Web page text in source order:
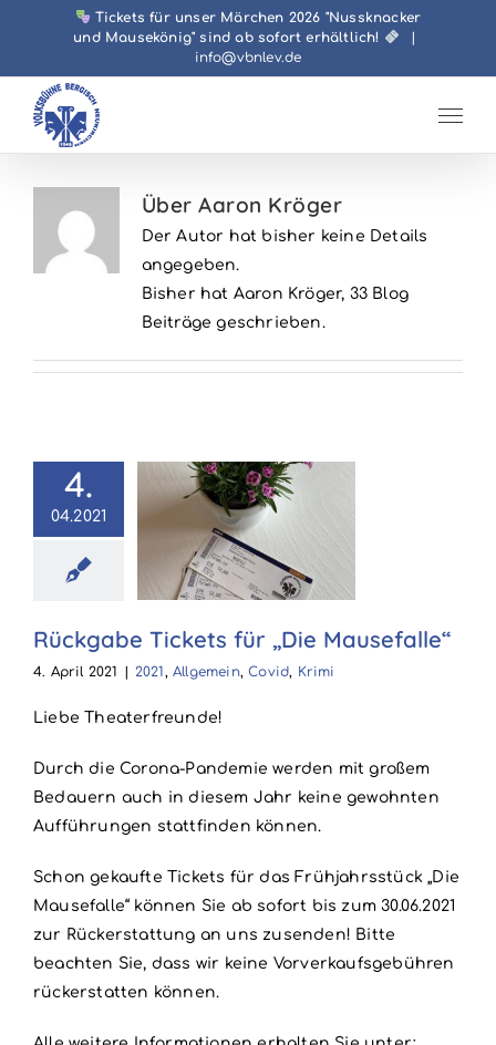
Tickets für unser Märchen 2026 "Nussknacker
und Mausekönig" sind ab sofort erhältlich!
info@vbnlev.de
ÜberAaron Kröger
Der Autor hat bisher keine Details
angegeben.
Bisher hat Aaron Kröger, 33 Blog
Beiträge geschrieben.
4.
04.2021
Tickets
KrimiRückgabe Tickets für „Die Mausefalle“
4. April 2021 2021 ,Allgemein,Covid, Krimi
Liebe Theaterfreunde!
Durch die Corona-Pandemie werden mit großem
Bedauern auch in diesem Jahr keine gewohnten
Aufführungen stattfinden können.
Schon gekaufte Tickets für das Frühjahrsstück „Die
Mausefalle“ können Sie ab sofort bis zum 30.06.2021
zur Rückerstattung an uns zusenden! Bitte
beachten Sie, dass wir keine Vorverkaufsgebühren
rückerstatten können.